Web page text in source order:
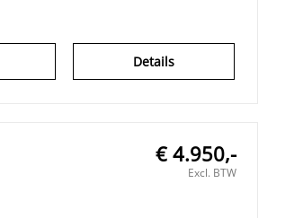
Details
€ 4.950,-
Excl. BTW